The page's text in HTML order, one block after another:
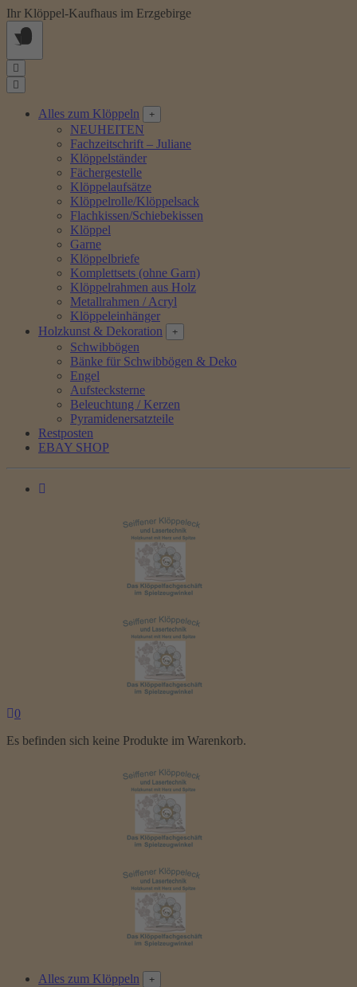
Springe
zum
Inhalt
Ihr Klöppel-Kaufhaus im Erzgebirge
Alles zum Klöppeln
NEUHEITEN
Fachzeitschrift – Juliane
Klöppelständer
Fächergestelle
Klöppelaufsätze
Klöppelrolle/Klöppelsack
Flachkissen/Schiebekissen
Klöppel
Garne
Klöppelbriefe
Komplettsets (ohne Garn)
Klöppelrahmen aus Holz
Metallrahmen / Acryl
Klöppeleinhänger
Holzkunst & Dekoration
Schwibbögen
Bänke für Schwibbögen & Deko
Engel
Aufstecksterne
Beleuchtung / Kerzen
Pyramidenersatzteile
Restposten
EBAY SHOP
0
Es befinden sich keine Produkte im Warenkorb.
Alles zum Klöppeln